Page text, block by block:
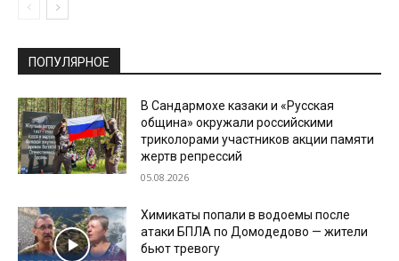
ПОПУЛЯРНОЕ
В Сандармохе казаки и «Русская
община» окружали российскими
триколорами участников акции памяти
жертв репрессий
05.08.2026
Химикаты попали в водоемы после
атаки БПЛА по Домодедово — жители
бьют тревогу